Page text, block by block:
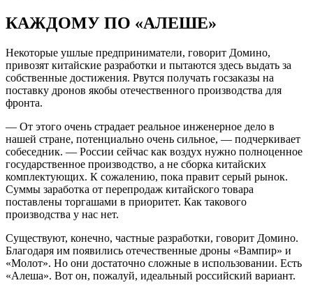
КАЖДОМУ ПО «АЛЕШЕ»
Некоторые ушлые предприниматели, говорит Домино,
привозят китайские разработки и пытаются здесь выдать за
собственные достижения. Рвутся получать госзаказы на
поставку дронов якобы оте­чественного производства для
фронта.
— От этого очень страдает реальное инженерное дело в
нашей стране, потенциально очень сильное, — подчеркивает
собеседник. — России сейчас как воздух нужно полноценное
государственное производство, а не сборка китайских
комплектующих. К сожалению, пока правит серый рынок.
Суммы заработка от перепродаж китайского товара
поставлены торгашами в приоритет. Как такового
производства у нас нет.
Существуют, конечно, частные разработки, говорит Домино.
Благодаря им появились оте­чественные дроны «Вампир» и
«Молот». Но они достаточно сложные в использовании. Есть
«Алеша». Вот он, пожалуй, идеальный российский вариант.